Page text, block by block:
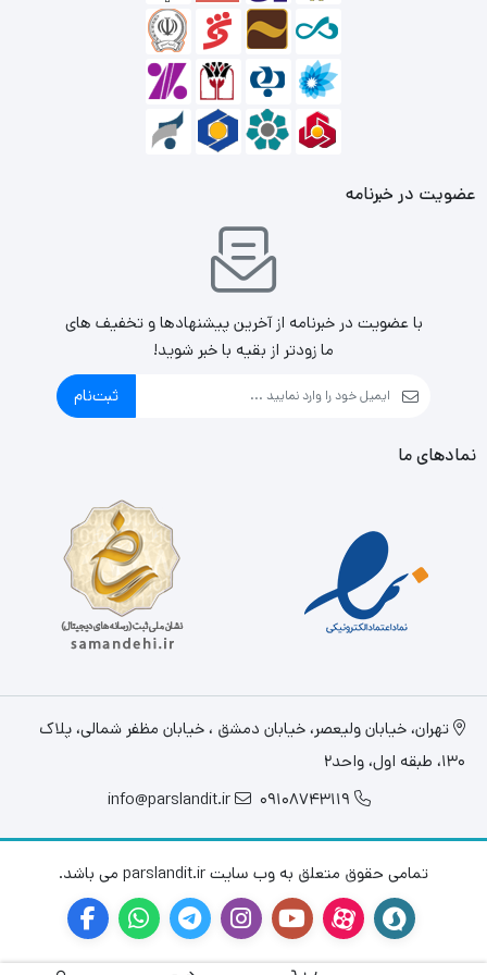
رنگ‌های آبی و سبز برای تماشای تصاویر منظره‌ها و انواع
Racing : کاهش تاخیر زمانی که برای بازی های مسابقه ای
ایده‌آل است.
سینما : ایده آل برای تماشای فیلم‌ها، بهترین کنتراست و
شدت نور برای تماشای فیلم
MOBA : رنگ‌های مهم پر رنگ‌تر می‌کند و دید شما را
نسبت به چیزهایی که بر روی صفحه مهم‌تر هستند متمرکز
می‌کند.
RTS/RPG : تنظیم شدت نور و کنتراست برای تصاویری
بهتر، روشن‌تر و با جزئیات بالاتر که در بازی‌های Real-Time
Strategy مثل Dota2 بسیار مهم است.
عضویت در خبرنامه
با عضویت در خبرنامه از آخرین پیشنهادها و تخفیف های
ما زودتر از بقیه با خبر شوید!
ثبت‌نام
نمادهای ما
تهران، خيابان وليعصر، خیابان دمشق ، خیابان مظفر شمالی، پلاک
130، طبقه اول، واحد2
09108743119
info@parslandit.ir
تمامی حقوق متعلق به وب سایت parslandit.ir می باشد.